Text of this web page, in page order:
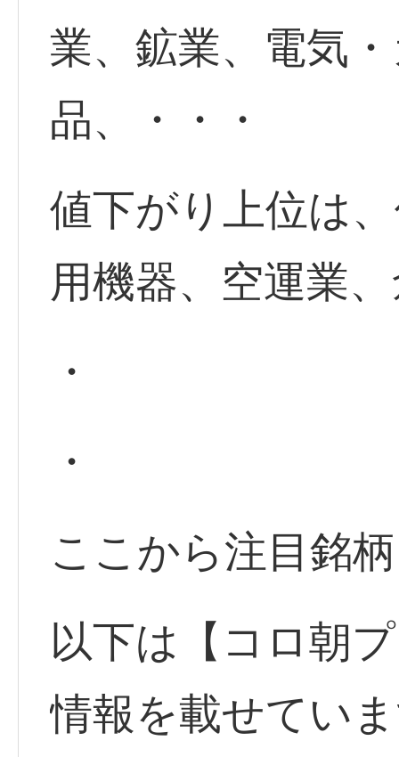
業、鉱業、電気
品、・・・
値下がり上位は
用機器、空運業
・
・
ここから注目銘柄
以下は【コロ朝
情報を載せてい